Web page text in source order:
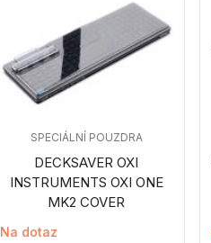
DECKSAVER OXI
INSTRUMENTS OXI ONE
MK2 COVER
SPECIÁLNÍ POUZDRA
Na dotaz